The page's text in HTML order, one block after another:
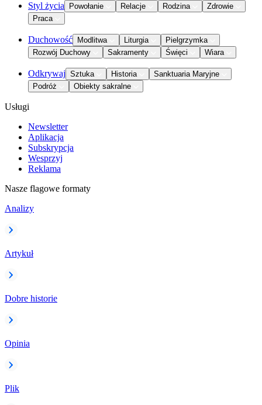
Styl życia Powołanie Relacje Rodzina
Zdrowie
Praca
Duchowość Modlitwa Liturgia
Pielgrzymka
Rozwój Duchowy
Sakramenty Święci Wiara
Odkrywaj Sztuka Historia
Sanktuaria Maryjne
Podróż
Obiekty sakralne
Usługi
Newsletter
Aplikacja
Subskrypcja
Wesprzyj
Reklama
Nasze flagowe formaty
Analizy
Artykuł
Dobre historie
Opinia
Plik